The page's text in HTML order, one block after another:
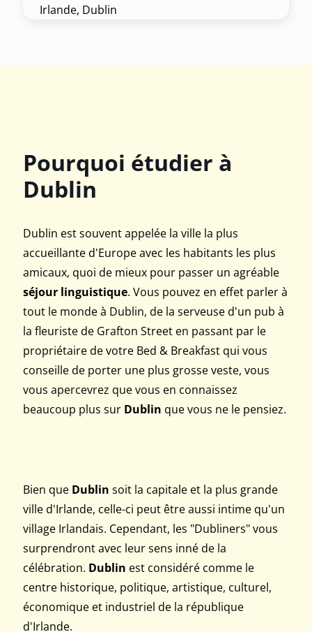
Irlande, Dublin
Pourquoi étudier à
Dublin
Dublin est souvent appelée la ville la plus
accueillante d'Europe avec les habitants les plus
amicaux, quoi de mieux pour passer un agréable
séjour linguistique. Vous pouvez en effet parler à
tout le monde à Dublin, de la serveuse d'un pub à
la fleuriste de Grafton Street en passant par le
propriétaire de votre Bed & Breakfast qui vous
conseille de porter une plus grosse veste, vous
vous apercevrez que vous en connaissez
beaucoup plus sur Dublin que vous ne le pensiez.
Bien que Dublin soit la capitale et la plus grande
ville d'Irlande, celle-ci peut être aussi intime qu'un
village Irlandais. Cependant, les "Dubliners" vous
surprendront avec leur sens inné de la
célébration. Dublin est considéré comme le
centre historique, politique, artistique, culturel,
économique et industriel de la république
d'Irlande.